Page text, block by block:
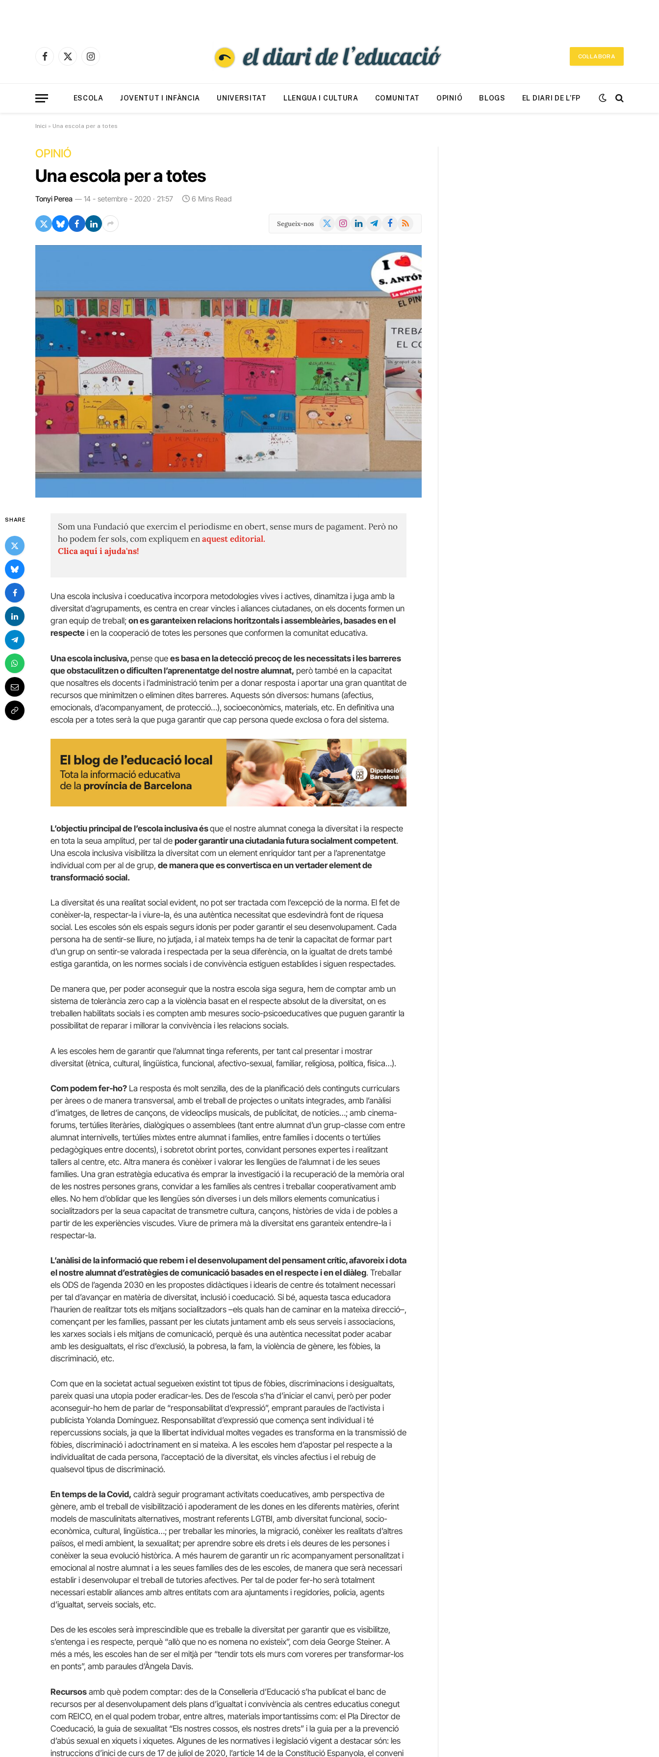
Facebook
X
Instagram
COL·LABORA
ESCOLA JOVENTUT I INFÀNCIA UNIVERSITAT LLENGUA I CULTURA COMUNITAT OPINIÓ BLOGS EL DIARI DE L’FP
Inici » Una escola per a totes
OPINIÓ
Una escola per a totes
Tonyi Perea 14 - setembre - 2020 · 21:57 6 Mins Read
Segueix-nos
X
Instagram
LinkedInTelegramFacebook
RSS
SHARE
Som una Fundació que exercim el periodisme en obert, sense murs de pagament. Però no
ho podem fer sols, com expliquem enaquest editorial.
Clica aquí i ajuda'ns!
Una escola inclusiva i coeducativa incorpora metodologies vives i actives, dinamitza i juga amb la
diversitat d’agrupaments, es centra en crear vincles i aliances ciutadanes, on els docents formen un
gran equip de treball; on es garanteixen relacions horitzontals i assembleàries, basades en el
respecte i en la cooperació de totes les persones que conformen la comunitat educativa.
Una escola inclusiva, pense que es basa en la detecció precoç de les necessitats i les barreres
que obstaculitzen o dificulten l’aprenentatge del nostre alumnat, però també en la capacitat
que nosaltres els docents i l’administració tenim per a donar resposta i aportar una gran quantitat de
recursos que minimitzen o eliminen dites barreres. Aquests són diversos: humans (afectius,
emocionals, d’acompanyament, de protecció…), socioeconòmics, materials, etc. En definitiva una
escola per a totes serà la que puga garantir que cap persona quede exclosa o fora del sistema.
L’objectiu principal de l’escola inclusiva ésque el nostre alumnat conega la diversitat i la respecte
en tota la seua amplitud, per tal de poder garantir una ciutadania futura socialment competent.
Una escola inclusiva visibilitza la diversitat com un element enriquidor tant per a l’aprenentatge
individual com per al de grup, de manera que es convertisca en un vertader element de
transformació social.
La diversitat és una realitat social evident, no pot ser tractada com l’excepció de la norma. El fet de
conèixer-la, respectar-la i viure-la, és una autèntica necessitat que esdevindrà font de riquesa
social. Les escoles són els espais segurs idonis per poder garantir el seu desenvolupament. Cada
persona ha de sentir-se lliure, no jutjada, i al mateix temps ha de tenir la capacitat de formar part
d’un grup on sentir-se valorada i respectada per la seua diferència, on la igualtat de drets també
estiga garantida, on les normes socials i de convivència estiguen establides i siguen respectades.
De manera que, per poder aconseguir que la nostra escola siga segura, hem de comptar amb un
sistema de tolerància zero cap a la violència basat en el respecte absolut de la diversitat, on es
treballen habilitats socials i es compten amb mesures socio-psicoeducatives que puguen garantir la
possibilitat de reparar i millorar la convivència i les relacions socials.
A les escoles hem de garantir que l’alumnat tinga referents, per tant cal presentar i mostrar
diversitat (ètnica, cultural, lingüística, funcional, afectivo-sexual, familiar, religiosa, política, física…).
Com podem fer-ho? La resposta és molt senzilla, des de la planificació dels continguts curriculars
per àrees o de manera transversal, amb el treball de projectes o unitats integrades, amb l’anàlisi
d’imatges, de lletres de cançons, de videoclips musicals, de publicitat, de notícies…; amb cinema-
forums, tertúlies literàries, dialògiques o assemblees (tant entre alumnat d’un grup-classe com entre
alumnat internivells, tertúlies mixtes entre alumnat i famílies, entre famílies i docents o tertúlies
pedagògiques entre docents), i sobretot obrint portes, convidant persones expertes i realitzant
tallers al centre, etc. Altra manera és conèixer i valorar les llengües de l’alumnat i de les seues
famílies. Una gran estratègia educativa és emprar la investigació i la recuperació de la memòria oral
de les nostres persones grans, convidar a les famílies als centres i treballar cooperativament amb
elles. No hem d’oblidar que les llengües són diverses i un dels millors elements comunicatius i
socialitzadors per la seua capacitat de transmetre cultura, cançons, històries de vida i de pobles a
partir de les experiències viscudes. Viure de primera mà la diversitat ens garanteix entendre-la i
respectar-la.
L’anàlisi de la informació que rebem i el desenvolupament del pensament crític, afavoreix i dota
el nostre alumnat d’estratègies de comunicació basades en el respecte i en el diàleg. Treballar
els ODS de l’agenda 2030 en les propostes didàctiques i idearis de centre és totalment necessari
per tal d’avançar en matèria de diversitat, inclusió i coeducació. Si bé, aquesta tasca educadora
l’haurien de realitzar tots els mitjans socialitzadors –els quals han de caminar en la mateixa direcció–,
començant per les famílies, passant per les ciutats juntament amb els seus serveis i associacions,
les xarxes socials i els mitjans de comunicació, perquè és una autèntica necessitat poder acabar
amb les desigualtats, el risc d’exclusió, la pobresa, la fam, la violència de gènere, les fòbies, la
discriminació, etc.
Com que en la societat actual segueixen existint tot tipus de fòbies, discriminacions i desigualtats,
pareix quasi una utopia poder eradicar-les. Des de l’escola s’ha d’iniciar el canvi, però per poder
aconseguir-ho hem de parlar de “responsabilitat d’expressió”, emprant paraules de l’activista i
publicista Yolanda Domínguez. Responsabilitat d’expressió que comença sent individual i té
repercussions socials, ja que la llibertat individual moltes vegades es transforma en la transmissió de
fòbies, discriminació i adoctrinament en si mateixa. A les escoles hem d’apostar pel respecte a la
individualitat de cada persona, l’acceptació de la diversitat, els vincles afectius i el rebuig de
qualsevol tipus de discriminació.
En temps de la Covid, caldrà seguir programant activitats coeducatives, amb perspectiva de
gènere, amb el treball de visibilització i apoderament de les dones en les diferents matèries, oferint
models de masculinitats alternatives, mostrant referents LGTBI, amb diversitat funcional, socio-
econòmica, cultural, lingüística…; per treballar les minories, la migració, conèixer les realitats d’altres
països, el medi ambient, la sexualitat; per aprendre sobre els drets i els deures de les persones i
conèixer la seua evolució històrica. A més haurem de garantir un ric acompanyament personalitzat i
emocional al nostre alumnat i a les seues famílies des de les escoles, de manera que serà necessari
establir i desenvolupar el treball de tutories afectives. Per tal de poder fer-ho serà totalment
necessari establir aliances amb altres entitats com ara ajuntaments i regidories, policia, agents
d’igualtat, serveis socials, etc.
Des de les escoles serà imprescindible que es treballe la diversitat per garantir que es visibilitze,
s’entenga i es respecte, perquè “allò que no es nomena no existeix”, com deia George Steiner. A
més a més, les escoles han de ser el mitjà per “tendir tots els murs com voreres per transformar-los
en ponts”, amb paraules d’Àngela Davis.
Recursos amb què podem comptar: des de la Conselleria d’Educació s’ha publicat el banc de
recursos per al desenvolupament dels plans d’igualtat i convivència als centres educatius conegut
com REICO, en el qual podem trobar, entre altres, materials importantíssims com: el Pla Director de
Coeducació, la guia de sexualitat “Els nostres cossos, els nostres drets” i la guia per a la prevenció
d’abús sexual en xiquets i xiquetes. Algunes de les normatives i legislació vigent a destacar són: les
instruccions d’inici de curs de 17 de juliol de 2020, l’article 14 de la Constitució Espanyola, el conveni